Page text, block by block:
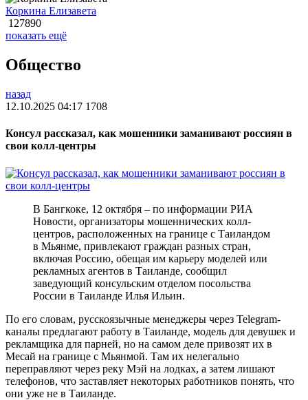
Коркина Елизавета
127890
показать ещё
Общество
назад
12.10.2025 04:17 1708
Консул рассказал, как мошенники заманивают россиян в
свои колл-центры
В Бангкоке, 12 октября – по информации РИА
Новости, организаторы мошеннических колл-
центров, расположенных на границе с Таиландом
в Мьянме, привлекают граждан разных стран,
включая Россию, обещая им карьеру моделей или
рекламных агентов в Таиланде, сообщил
заведующий консульским отделом посольства
России в Таиланде Илья Ильин.
По его словам, русскоязычные менеджеры через Telegram-
каналы предлагают работу в Таиланде, модель для девушек и
рекламщика для парней, но на самом деле привозят их в
Месай на границе с Мьянмой. Там их нелегально
переправляют через реку Мэй на лодках, а затем лишают
телефонов, что заставляет некоторых работников понять, что
они уже не в Таиланде.